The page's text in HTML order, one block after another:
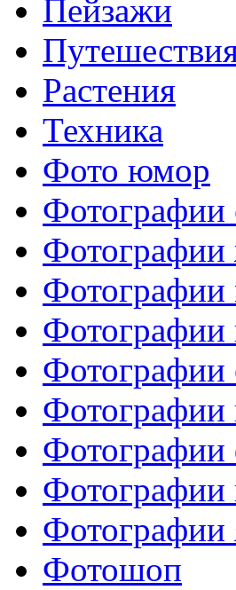
Пейзажи
Растения
Техника
Фото юмор
Фотографии
Фотографии
Фотографии
Фотографии
Фотографии
Фотографии
Фотографии
Фотошоп